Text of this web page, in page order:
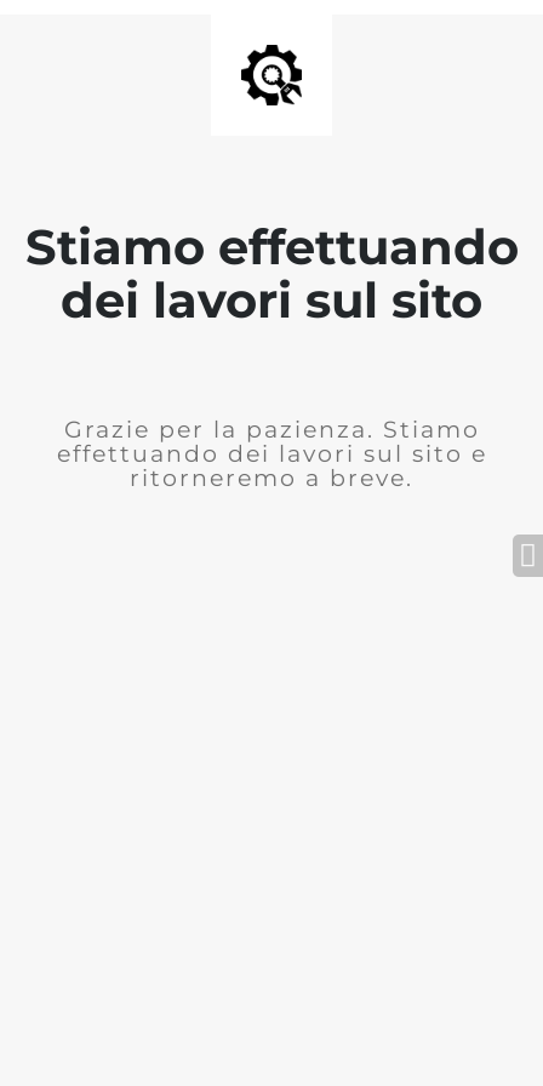
Stiamo effettuando
dei lavori sul sito
Grazie per la pazienza. Stiamo
effettuando dei lavori sul sito e
ritorneremo a breve.